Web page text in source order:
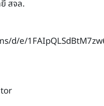
สจล.
e/